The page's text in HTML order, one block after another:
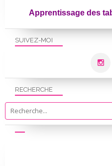
SUIVEZ-MOI
RECHERCHE
Apprentissage des